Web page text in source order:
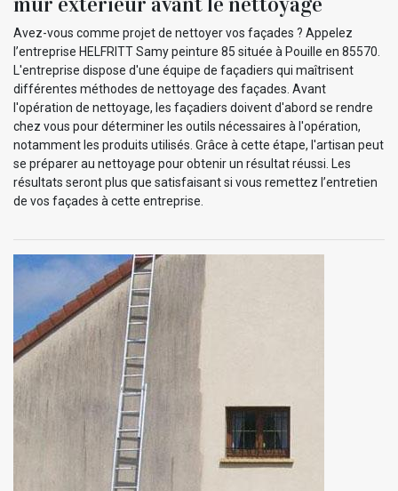
Avez-vous comme projet de nettoyer vos façades ? Appelez
l’entreprise HELFRITT Samy peinture 85 située à Pouille en 85570.
L'entreprise dispose d'une équipe de façadiers qui maîtrisent
différentes méthodes de nettoyage des façades. Avant
l'opération de nettoyage, les façadiers doivent d'abord se rendre
chez vous pour déterminer les outils nécessaires à l'opération,
notamment les produits utilisés. Grâce à cette étape, l'artisan peut
se préparer au nettoyage pour obtenir un résultat réussi. Les
résultats seront plus que satisfaisant si vous remettez l’entretien
de vos façades à cette entreprise.